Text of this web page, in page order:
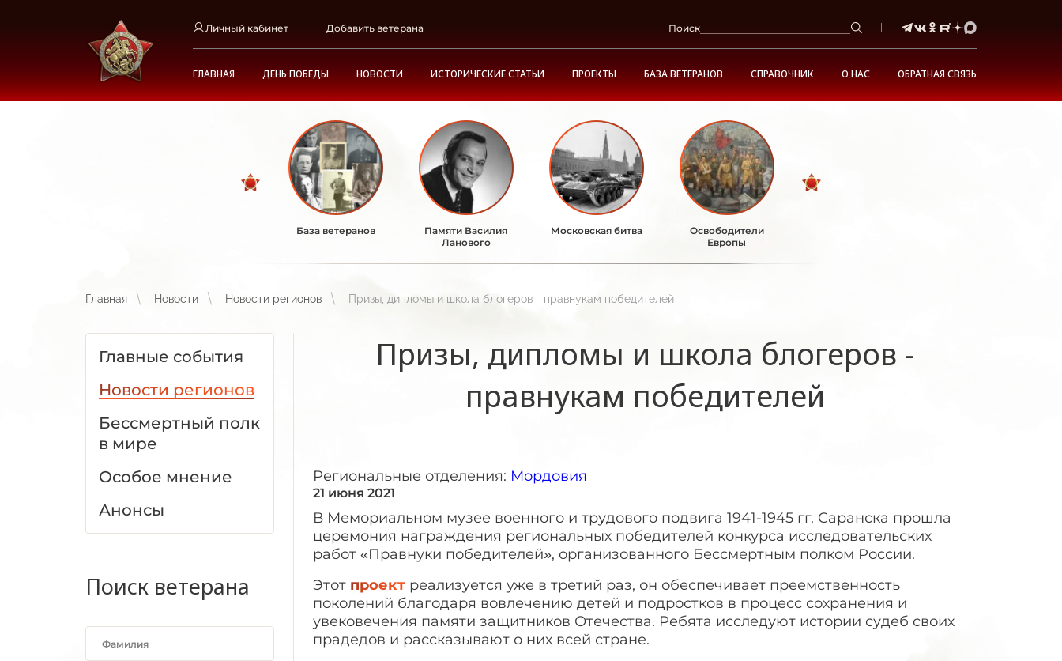
Личный кабинет Добавить ветерана Поиск
ГЛАВНАЯ ДЕНЬ ПОБЕДЫ НОВОСТИ ИСТОРИЧЕСКИЕ СТАТЬИ ПРОЕКТЫ БАЗА ВЕТЕРАНОВ СПРАВОЧНИК О НАС ОБРАТНАЯ СВЯЗЬ
База ветеранов
Памяти Василия
Ланового
Московская битва
Освободители
Европы
Главная Новости Новости регионов Призы, дипломы и школа блогеров - правнукам победителей
Главные события
Новости регионов
Бессмертный полк
в мире
Особое мнение
Анонсы
Поиск ветерана
Призы, дипломы и школа блогеров -
правнукам победителей
Региональные отделения: Мордовия
21 июня 2021
В Мемориальном музее военного и трудового подвига 1941-1945 гг. Саранска прошла
церемония награждения региональных победителей конкурса исследовательских
работ «Правнуки победителей», организованного Бессмертным полком России.
Этот проект реализуется уже в третий раз, он обеспечивает преемственность
поколений благодаря вовлечению детей и подростков в процесс сохранения и
увековечения памяти защитников Отечества. Ребята исследуют истории судеб своих
прадедов и рассказывают о них всей стране.